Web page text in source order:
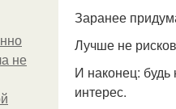
не
Заранее
Лучше не
И наконец:
интерес.